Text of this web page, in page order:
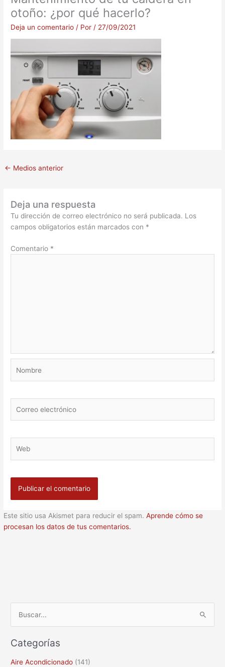
otoño: ¿por qué hacerlo?
Deja un comentario / Por / 27/09/2021
← Medios anterior
Deja una respuesta
Tu dirección de correo electrónico no será publicada. Los
campos obligatorios están marcados con *
Comentario *
electrónico
Este sitio usa Akismet para reducir el spam.Aprende cómo se
procesan los datos de tus comentarios.
s
c
Categorías
Aire Acondicionado (141)